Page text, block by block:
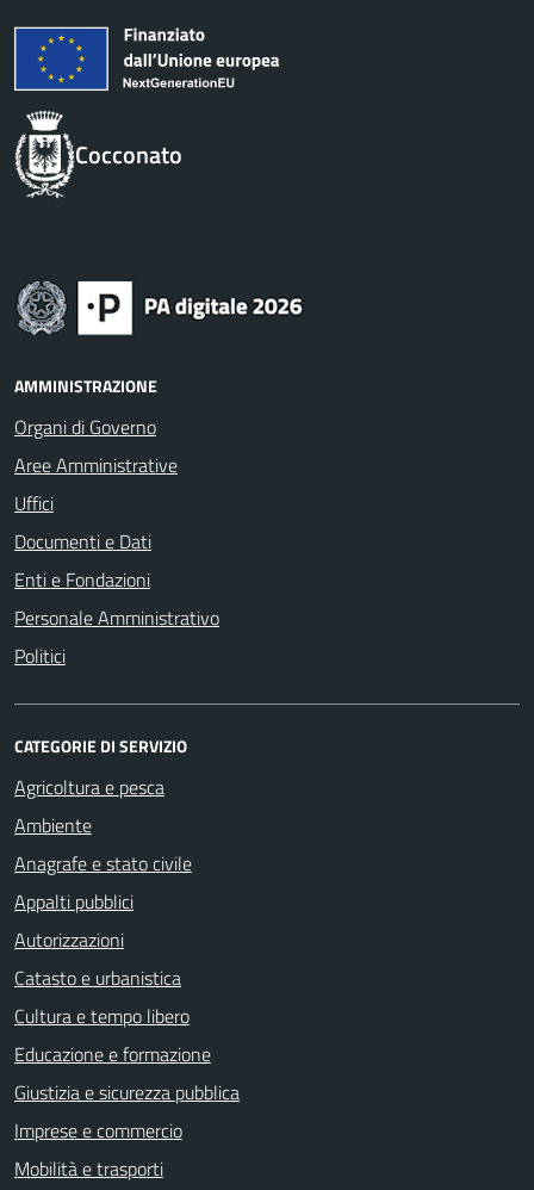
Cocconato
AMMINISTRAZIONE
Organi di Governo
Aree Amministrative
Uffici
Documenti e Dati
Enti e Fondazioni
Personale Amministrativo
Politici
CATEGORIE DI SERVIZIO
Agricoltura e pesca
Ambiente
Anagrafe e stato civile
Appalti pubblici
Autorizzazioni
Catasto e urbanistica
Cultura e tempo libero
Educazione e formazione
Giustizia e sicurezza pubblica
Imprese e commercio
Mobilità e trasporti